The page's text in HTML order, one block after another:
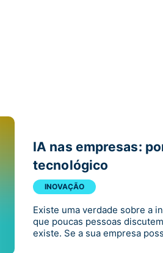
IA nas empresas:
tecnológico
INOVAÇÃO
Existe uma verdade sobre a
que poucas pessoas
existe. Se a sua empresa